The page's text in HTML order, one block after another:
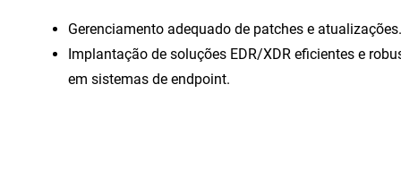
Gerenciamento adequado de patches e atualizações.
Implantação de soluções EDR/XDR eficientes e
em sistemas de endpoint.